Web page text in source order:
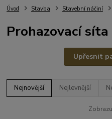
Úvod Stavba Stavební náčiní
Prohazovací síta
Upřesnit
Nejnovější Nejlevnější